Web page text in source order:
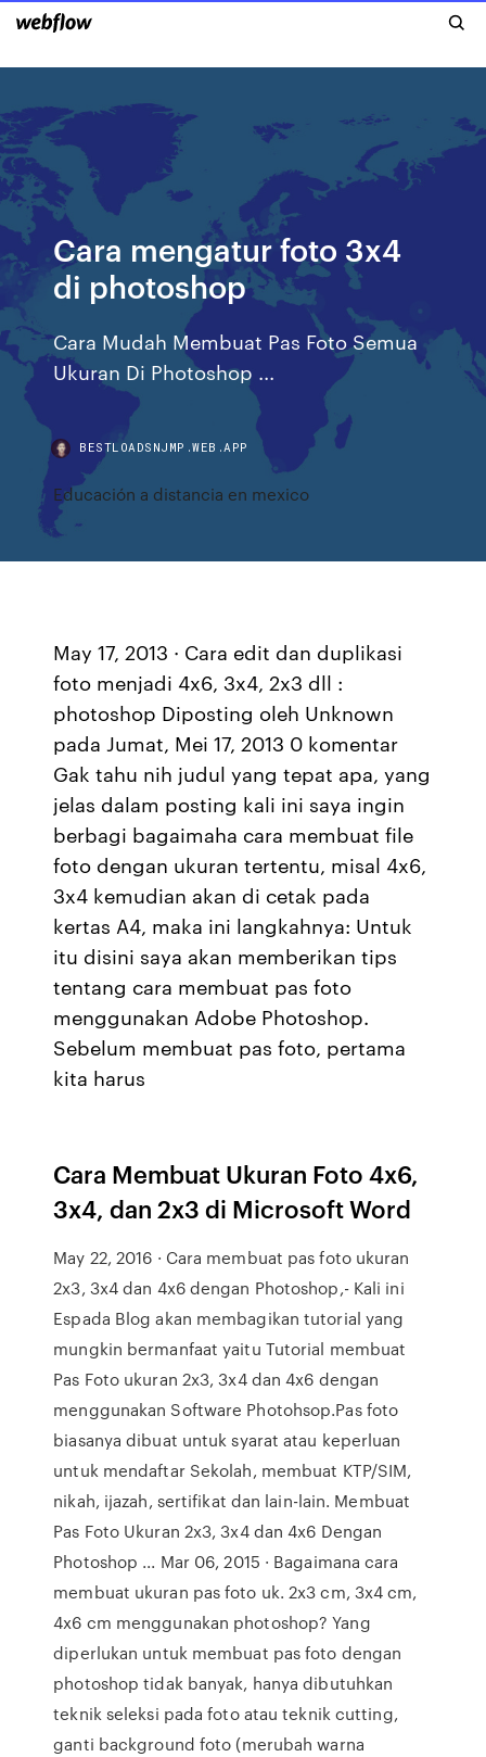
Cara mengatur foto 3x4
di photoshop
Cara Mudah Membuat Pas Foto Semua
Ukuran Di Photoshop ...
BESTLOADSNJMP.WEB.APP
Educación a distancia en mexico
May 17, 2013 · Cara edit dan duplikasi
foto menjadi 4x6, 3x4, 2x3 dll :
photoshop Diposting oleh Unknown
pada Jumat, Mei 17, 2013 0 komentar
Gak tahu nih judul yang tepat apa, yang
jelas dalam posting kali ini saya ingin
berbagi bagaimaha cara membuat file
foto dengan ukuran tertentu, misal 4x6,
3x4 kemudian akan di cetak pada
kertas A4, maka ini langkahnya: Untuk
itu disini saya akan memberikan tips
tentang cara membuat pas foto
menggunakan Adobe Photoshop.
Sebelum membuat pas foto, pertama
kita harus
Cara Membuat Ukuran Foto 4x6,
3x4, dan 2x3 di Microsoft Word
May 22, 2016 · Cara membuat pas foto ukuran
2x3, 3x4 dan 4x6 dengan Photoshop,- Kali ini
Espada Blog akan membagikan tutorial yang
mungkin bermanfaat yaitu Tutorial membuat
Pas Foto ukuran 2x3, 3x4 dan 4x6 dengan
menggunakan Software Photohsop.Pas foto
biasanya dibuat untuk syarat atau keperluan
untuk mendaftar Sekolah, membuat KTP/SIM,
nikah, ijazah, sertifikat dan lain-lain. Membuat
Pas Foto Ukuran 2x3, 3x4 dan 4x6 Dengan
Photoshop ... Mar 06, 2015 · Bagaimana cara
membuat ukuran pas foto uk. 2x3 cm, 3x4 cm,
4x6 cm menggunakan photoshop? Yang
diperlukan untuk membuat pas foto dengan
photoshop tidak banyak, hanya dibutuhkan
teknik seleksi pada foto atau teknik cutting,
ganti background foto (merubah warna